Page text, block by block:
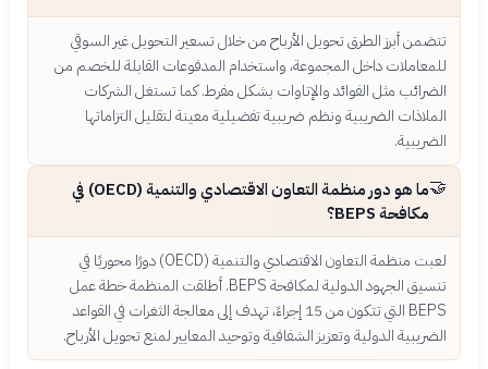
تتضمن أبرز الطرق تحويل الأرباح من خلال تسعير التحويل غير السوقي
للمعاملات داخل المجموعة، واستخدام المدفوعات القابلة للخصم من
الضرائب مثل الفوائد والإتاوات بشكل مفرط. كما تستغل الشركات
الملاذات الضريبية ونظم ضريبية تفضيلية معينة لتقليل التزاماتها
الضريبية.
🤝
ما هو دور منظمة التعاون الاقتصادي والتنمية (OECD) في
مكافحة BEPS؟
لعبت منظمة التعاون الاقتصادي والتنمية (OECD) دورًا محوريًا في
تنسيق الجهود الدولية لمكافحة BEPS. أطلقت المنظمة خطة عمل
BEPS التي تتكون من 15 إجراءً، تهدف إلى معالجة الثغرات في القواعد
الضريبية الدولية وتعزيز الشفافية وتوحيد المعايير لمنع تحويل الأرباح.